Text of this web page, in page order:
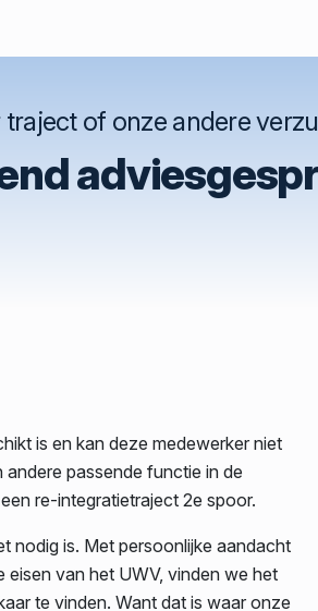
of onze andere
is en kan deze medewerker niet
passende functie in de
re-integratietraject 2e spoor.
nodig is. Met persoonlijke aandacht
van het UWV, vinden we het
te vinden. Want dat is waar onze